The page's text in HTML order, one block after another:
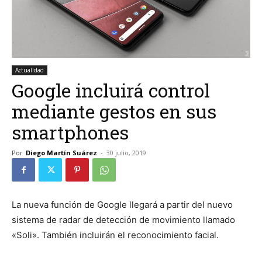
Actualidad
Google incluirá control
mediante gestos en sus
smartphones
Por Diego Martín Suárez - 30 julio, 2019
La nueva función de Google llegará a partir del nuevo
sistema de radar de detección de movimiento llamado
«Soli». También incluirán el reconocimiento facial.